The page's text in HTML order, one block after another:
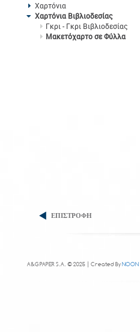
Χαρτόνια
Χαρτόνια Βιβλιοδεσίας
Γκρι - Γκρι Βιβλιοδεσίας
Μακετόχαρτο σε Φύλλα
ΕΠΙΣΤΡΟΦΗ
A&G PAPER S.A. © 2025 | Created By